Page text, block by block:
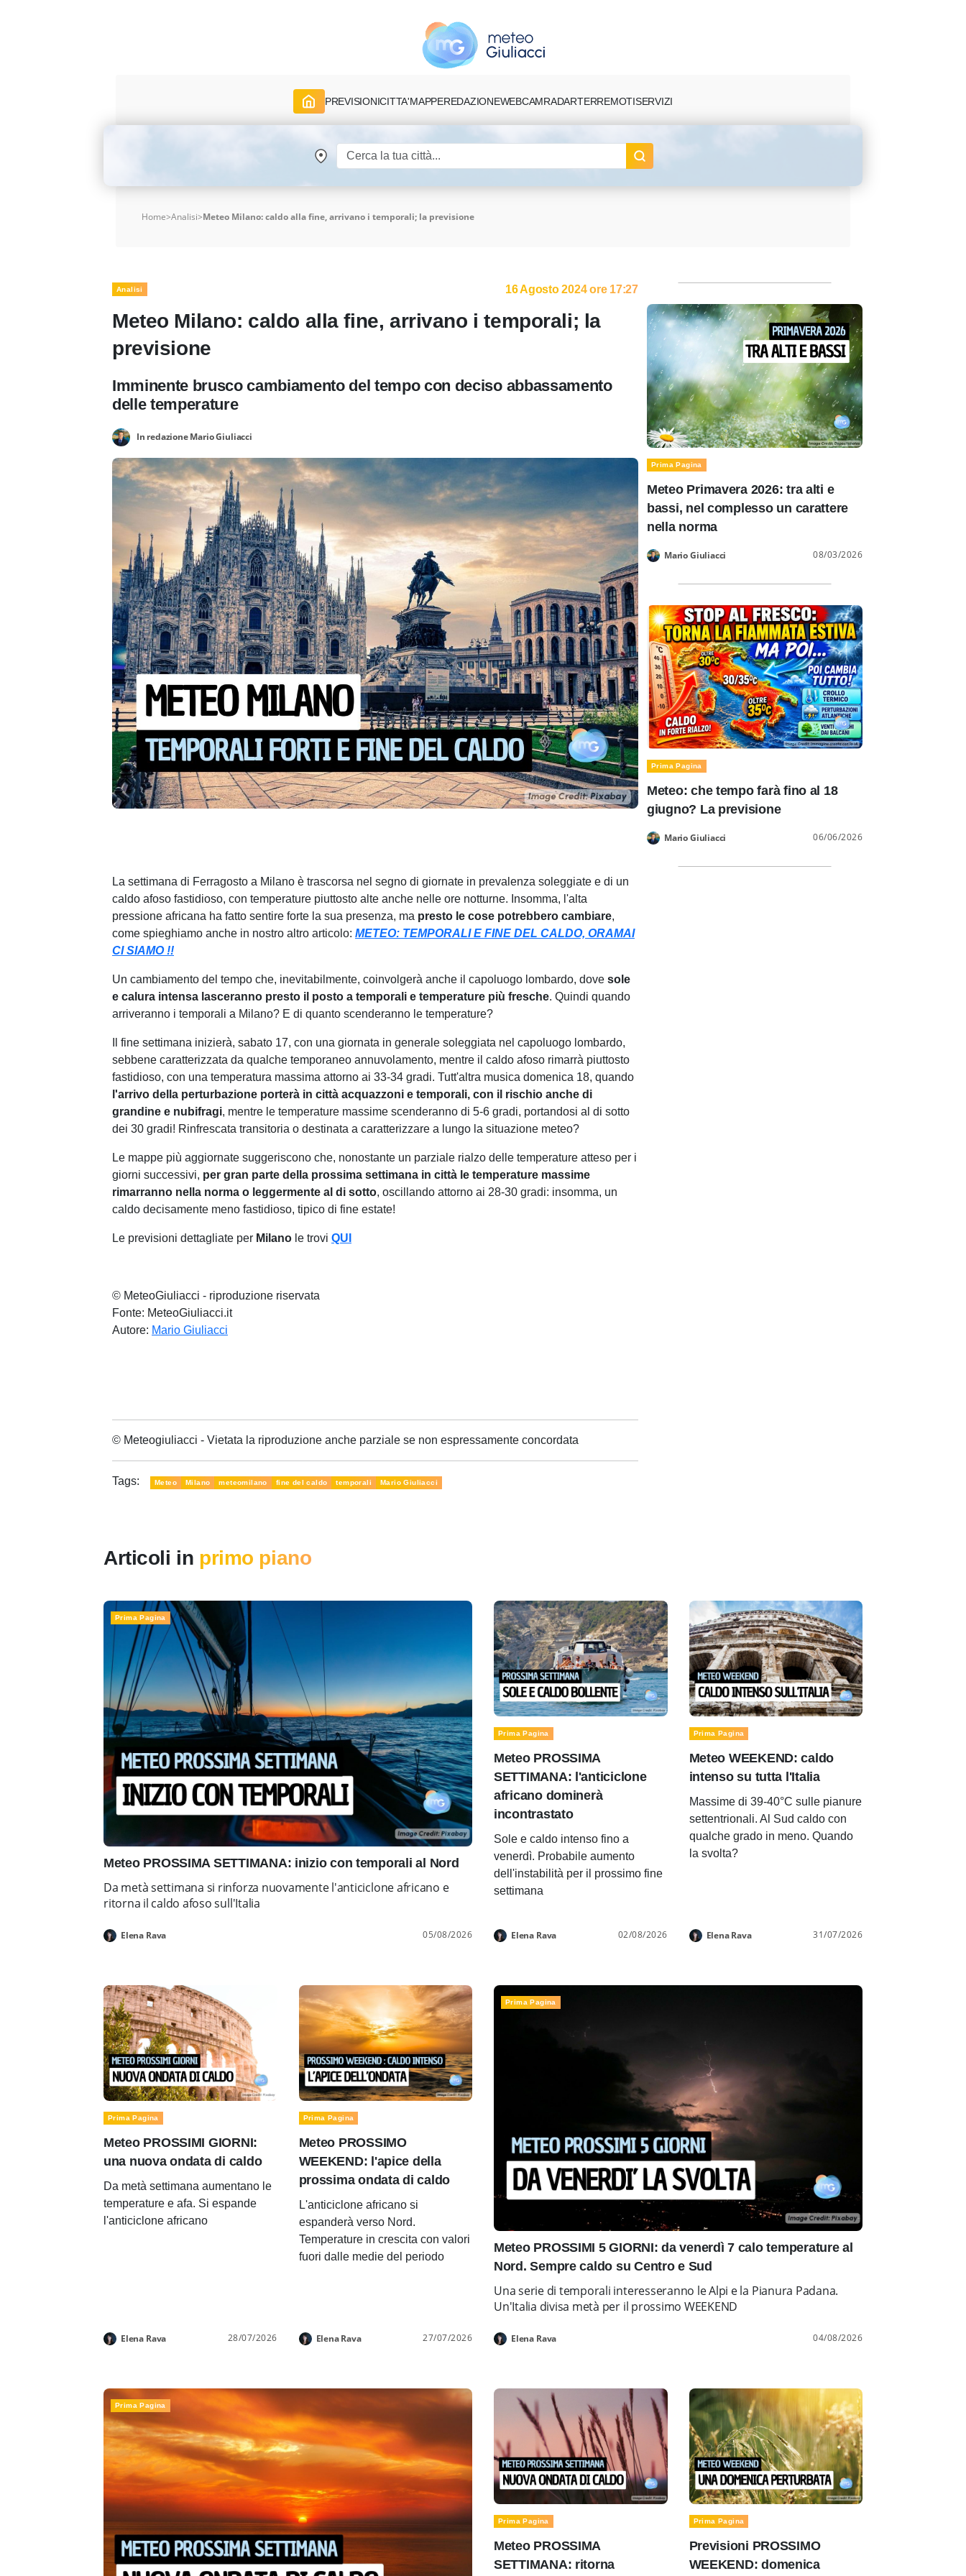
PREVISIONICITTA'MAPPEREDAZIONEWEBCAMRADARTERREMOTISERVIZI
Home>Analisi>Meteo Milano: caldo alla fine, arrivano i temporali; la previsione
Analisi 16 Agosto 2024 ore 17:27
Meteo Milano: caldo alla fine, arrivano i temporali; la
previsione
Imminente brusco cambiamento del tempo con deciso abbassamento
delle temperature
In redazione Mario Giuliacci
La settimana di Ferragosto a Milano è trascorsa nel segno di giornate in prevalenza soleggiate e di un
caldo afoso fastidioso, con temperature piuttosto alte anche nelle ore notturne. Insomma, l'alta
pressione africana ha fatto sentire forte la sua presenza, ma presto le cose potrebbero cambiare,
come spieghiamo anche in nostro altro articolo: METEO: TEMPORALI E FINE DEL CALDO, ORAMAI
CI SIAMO !!
Un cambiamento del tempo che, inevitabilmente, coinvolgerà anche il capoluogo lombardo, dove sole
e calura intensa lasceranno presto il posto a temporali e temperature più fresche. Quindi quando
arriveranno i temporali a Milano? E di quanto scenderanno le temperature?
Il fine settimana inizierà, sabato 17, con una giornata in generale soleggiata nel capoluogo lombardo,
sebbene caratterizzata da qualche temporaneo annuvolamento, mentre il caldo afoso rimarrà piuttosto
fastidioso, con una temperatura massima attorno ai 33-34 gradi. Tutt'altra musica domenica 18, quando
l'arrivo della perturbazione porterà in città acquazzoni e temporali, con il rischio anche di
grandine e nubifragi, mentre le temperature massime scenderanno di 5-6 gradi, portandosi al di sotto
dei 30 gradi! Rinfrescata transitoria o destinata a caratterizzare a lungo la situazione meteo?
Le mappe più aggiornate suggeriscono che, nonostante un parziale rialzo delle temperature atteso per i
giorni successivi, per gran parte della prossima settimana in città le temperature massime
rimarranno nella norma o leggermente al di sotto, oscillando attorno ai 28-30 gradi: insomma, un
caldo decisamente meno fastidioso, tipico di fine estate!
Le previsioni dettagliate per Milano le trovi QUI
© MeteoGiuliacci - riproduzione riservata
Fonte: MeteoGiuliacci.it
Autore: Mario Giuliacci
© Meteogiuliacci - Vietata la riproduzione anche parziale se non espressamente concordata
Tags: Meteo Milano meteomilano fine del caldo temporali Mario Giuliacci
Prima Pagina
Meteo Primavera 2026: tra alti e
bassi, nel complesso un carattere
nella norma
Mario Giuliacci 08/03/2026
Prima Pagina
Meteo: che tempo farà fino al 18
giugno? La previsione
Mario Giuliacci 06/06/2026
Articoli in primo piano
Prima Pagina
Meteo PROSSIMA SETTIMANA: inizio con temporali al Nord
Da metà settimana si rinforza nuovamente l'anticiclone africano e
ritorna il caldo afoso sull'Italia
Elena Rava 05/08/2026
Prima Pagina
Meteo PROSSIMA
SETTIMANA: l'anticiclone
africano dominerà
incontrastato
Sole e caldo intenso fino a
venerdì. Probabile aumento
dell'instabilità per il prossimo fine
settimana
Elena Rava 02/08/2026
Prima Pagina
Meteo WEEKEND: caldo
intenso su tutta l'Italia
Massime di 39-40°C sulle pianure
settentrionali. Al Sud caldo con
qualche grado in meno. Quando
la svolta?
Elena Rava 31/07/2026
Prima Pagina
Meteo PROSSIMI GIORNI:
una nuova ondata di caldo
Da metà settimana aumentano le
temperature e afa. Si espande
l'anticiclone africano
Elena Rava 28/07/2026
Prima Pagina
Meteo PROSSIMO
WEEKEND: l'apice della
prossima ondata di caldo
L'anticiclone africano si
espanderà verso Nord.
Temperature in crescita con valori
fuori dalle medie del periodo
Elena Rava 27/07/2026
Prima Pagina
Meteo PROSSIMI 5 GIORNI: da venerdì 7 calo temperature al
Nord. Sempre caldo su Centro e Sud
Una serie di temporali interesseranno le Alpi e la Pianura Padana.
Un'Italia divisa metà per il prossimo WEEKEND
Elena Rava 04/08/2026
Prima Pagina
Prima Pagina
Meteo PROSSIMA
SETTIMANA: ritorna
Prima Pagina
Previsioni PROSSIMO
WEEKEND: domenica